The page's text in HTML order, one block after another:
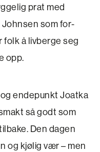
prat med
Johnsen som for­
folk å livberge seg
opp.
endepunkt Joatka
så godt som
Den dagen
og kjølig vær – men